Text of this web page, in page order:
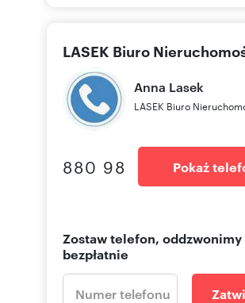
LASEK Biuro
Anna Lasek
LASEK Biuro
880 98 Pokaż
Zostaw telefon, oddzwonimy
bezpłatnie